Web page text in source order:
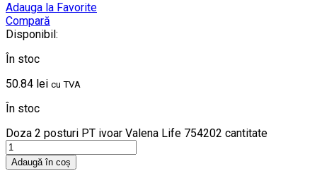
Adauga la Favorite
Compară
Disponibil:
În stoc
50.84 lei cu TVA
În stoc
Doza 2 posturi PT ivoar Valena Life 754202 cantitate
Adaugă în coș